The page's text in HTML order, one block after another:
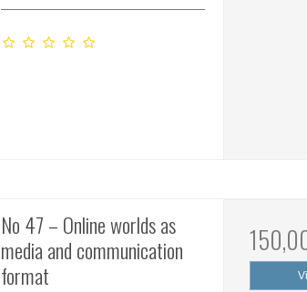
No 47 – Online worlds as
media and communication
format